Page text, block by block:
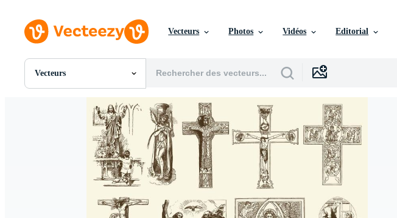
Vecteurs Photos Vidéos Editorial
Vecteurs
Toutes Images
Motion graphics
Images Éditoriales
Événements Éditoriaux